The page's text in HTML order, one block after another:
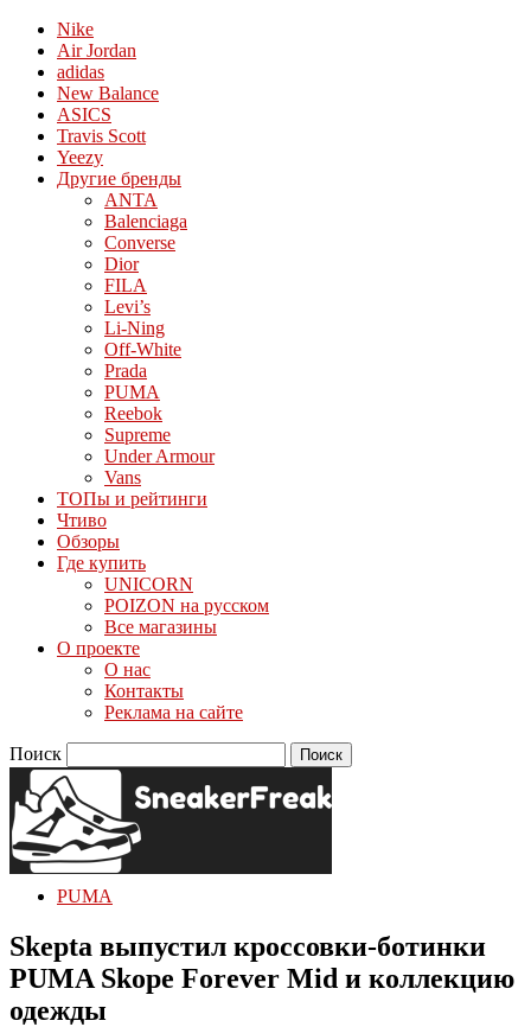
Nike
Air Jordan
adidas
New Balance
ASICS
Travis Scott
Yeezy
Другие бренды
ANTA
Balenciaga
Converse
Dior
FILA
Levi’s
Li-Ning
Off-White
Prada
PUMA
Reebok
Supreme
Under Armour
Vans
ТОПы и рейтинги
Чтиво
Обзоры
Где купить
UNICORN
POIZON на русском
Все магазины
О проекте
О нас
Контакты
Реклама на сайте
Поиск
PUMA
Skepta выпустил кроссовки-ботинки
PUMA Skope Forever Mid и коллекцию
одежды